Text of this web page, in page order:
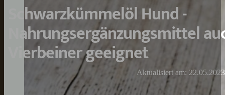
Schwarzkümmelöl Hund -
Nahrungsergänzungsmittel
Vierbeiner geeignet
Aktualisiert am: 22.05.2023